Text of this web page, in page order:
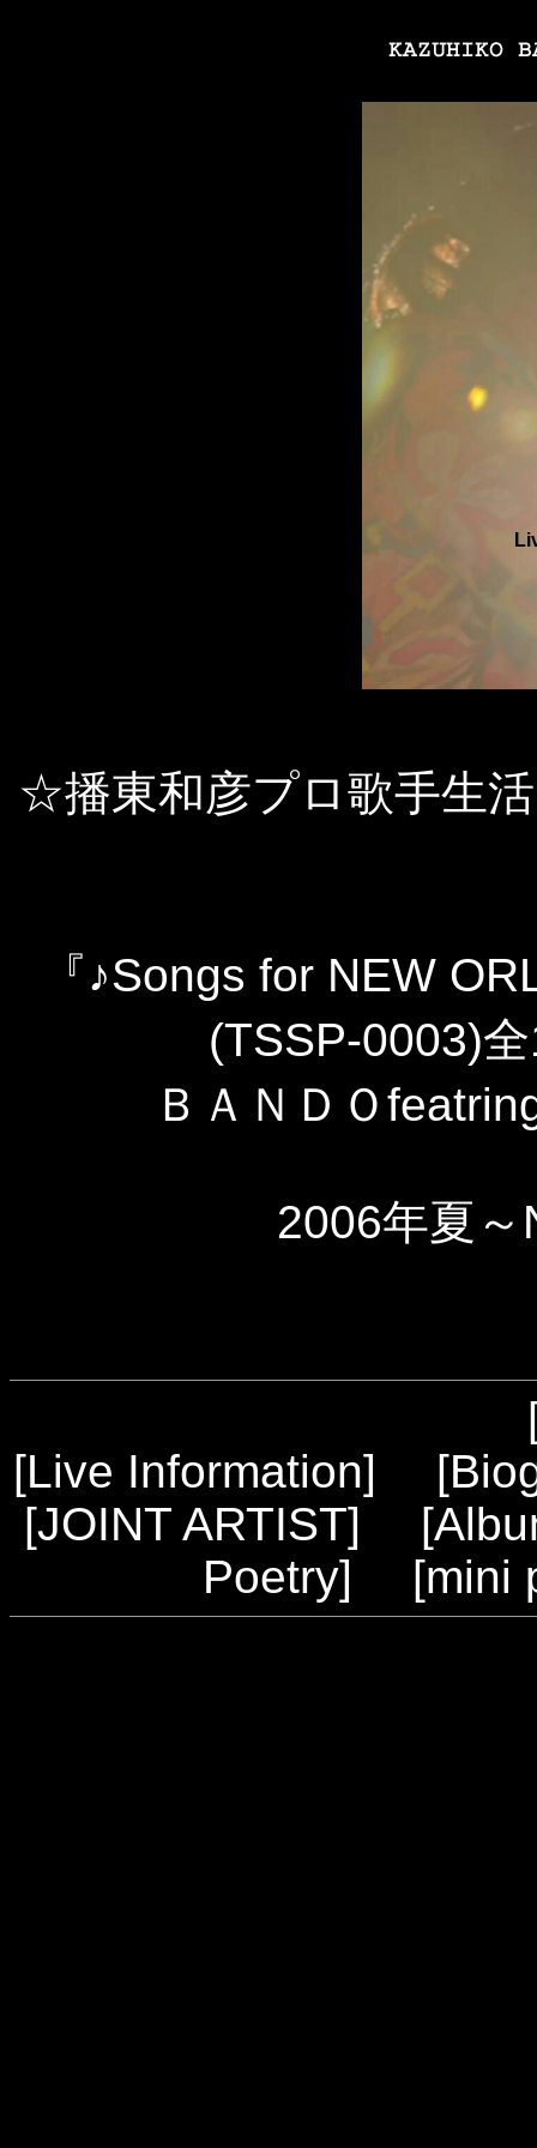
☆播東和彦プロ歌手生
『♪Songs for NEW
(TSSP-0003)
ＢＡＮＤＯ
2006年夏
[Live Information] [
[JOINT ARTIST] [
Poetry] [mini